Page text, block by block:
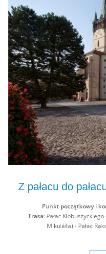
Z pałacu do
Punkt początkowy i
Trasa: Pałac
Mikuláša) - Pałac